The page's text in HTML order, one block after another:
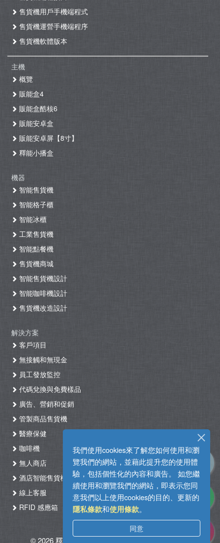
我們使用cookies來了解您如何使用和瀏
覽我們的網站，並藉此提升您的使用體
驗，包括個性化的內容和廣告。 如您繼
續使用和瀏覽我們的網站，即表示您同
意我們以上使用cookies的目的、更新的
隱私條款和使用條款。
同意
售貨機用戶手機端程式
售貨機運營手機端程序
售貨機軟體版本
主機
概覽
販能盒4
販能盒酷核6
販能安卓盒
販能安卓屏【8寸】
釋能小播盒
機器
智能售貨機
智能格子櫃
智能冰櫃
工業售貨機
智能點餐機
售貨機商城
智能售貨機設計
智能咖啡機設計
售貨機改造設計
解決方案
客戶項目
無接觸和無現金
員工發放監控
代碼兌換與免費樣品
廣告、營銷和促銷
管製商品售貨機
醫療保健
咖啡機
無人商店
酒店智能售貨機自助入住系統
線上客服
RFID 感應箱
© 2026 釋能。版權所有